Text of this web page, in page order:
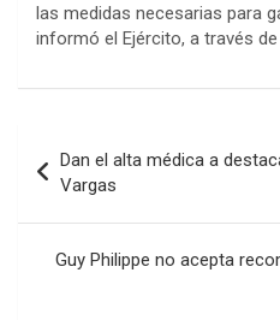
las medidas necesarias para
informó el Ejército, a través
de
entradas
Dan el alta médica a
Vargas
Guy Philippe no acepta